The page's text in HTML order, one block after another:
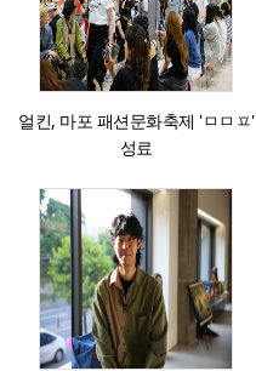
얼킨, 마포 패션문화축제 'ㅁㅁㅍ'
성료